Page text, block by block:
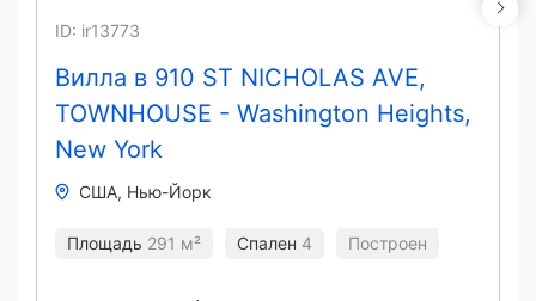
Вилла в 910 ST NICHOLAS AVE,
TOWNHOUSE - Washington Heights,
New York
ID: ir13773
США Нью-Йорк
Площадь 291 м² Спален 4 Построен